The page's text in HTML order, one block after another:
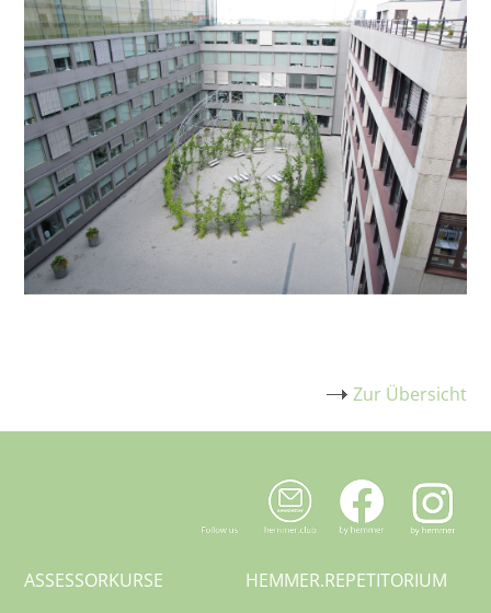
Zur Übersicht
ASSESSORKURSE HEMMER.REPETITORIUM